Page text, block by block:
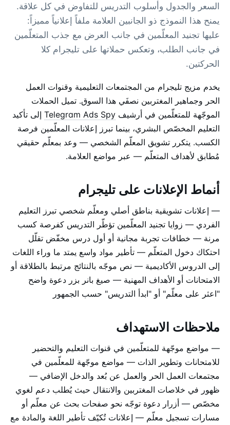
السعر والجدول وأسلوب التدريس للتفاوض في كل علاقة.
يمنح هذا النموذج ذو الجانبين العلامة ملفاً إعلانياً مميزاً:
عليها تجنيد المعلّمين في جانب العرض مع جذب المتعلّمين
في جانب الطلب، وتعكس حملاتها على تليجرام كلا
الحركتين.
يخدم مزيج تليجرام من المجتمعات التعليمية وقنوات العمل
الحر وجماهير المغتربين نصفَي هذا السوق. تميل الحملات
الموجّهة للمتعلّمين في أرشيف Telegram Ads Spy إلى تأكيد
التعليم المخصّص البشري، بينما تبرز إعلانات المعلّمين فرصة
الكسب. يتكرر تشويق المعلّم الشخصي — وعد بمعلّم حقيقي
مُطابق لأهداف المتعلّم — عبر مواضع العلامة.
أنماط الإعلانات على تليجرام
— إعلانات تشويقية بناطق أصلي ومعلّم شخصي تبرز التعليم
الفردي — زوايا تجنيد المعلّمين تؤطّر التدريس كفرصة كسب
مرنة — خطافات تجربة مجانية أو أول درس مخفّض تقلّل
احتكاك دخول المتعلّم — تأطير مواد واسع يمتد ما وراء اللغات
إلى الدروس الأكاديمية — نص موجّه بالنتائج مرتبط بالطلاقة أو
الامتحانات أو الأهداف المهنية — صيغ بانر بزر دعوة واضح
"اعثر على معلّم" أو "ابدأ التدريس" حسب الجمهور
ملاحظات الاستهداف
— مواضع موجّهة للمتعلّمين في قنوات التعليم والتحضير
للامتحانات وتطوير الذات — مواضع موجّهة للمعلّمين في
مجتمعات العمل الحر والعمل عن بُعد والدخل الإضافي —
ظهور في خلاصات المغتربين والانتقال حيث يُطلب دعم لغوي
مخصّص — أزرار دعوة توجّه نحو صفحات بحث عن معلّم أو
مسارات تسجيل معلّم — إعلانات تُكيّف تأطير اللغة والمادة مع